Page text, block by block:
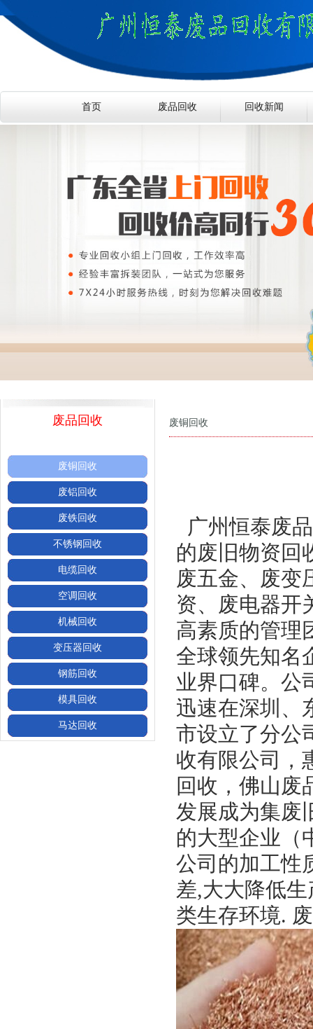
首页 废品回收 回收新闻
废品回收
废铜回收
废铝回收
废铁回收
不锈钢回收
电缆回收
空调回收
机械回收
变压器回收
钢筋回收
模具回收
马达回收
废铜回收
广州恒泰废
的废旧物资回
废五金、废变
资、废电器开
高素质的管理
全球领先知名
业界口碑。公
迅速在深圳、
市设立了分公
收有限公司
回收，佛山废
发展成为集废
的大型企业（
公司的加工性
差,大大降低
类生存环境.